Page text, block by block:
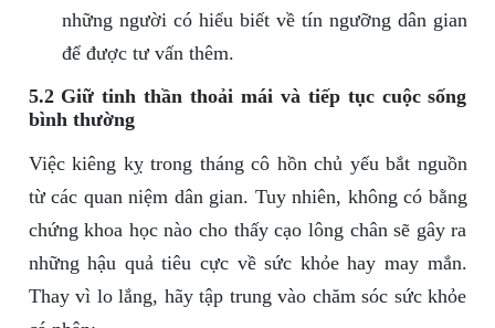
những người có hiểu biết về tín ngưỡng dân gian
để được tư vấn thêm.
5.2 Giữ tinh thần thoải mái và tiếp tục cuộc sống
bình thường
Việc kiêng kỵ trong tháng cô hồn chủ yếu bắt nguồn
từ các quan niệm dân gian. Tuy nhiên, không có bằng
chứng khoa học nào cho thấy cạo lông chân sẽ gây ra
những hậu quả tiêu cực về sức khỏe hay may mắn.
Thay vì lo lắng, hãy tập trung vào chăm sóc sức khỏe